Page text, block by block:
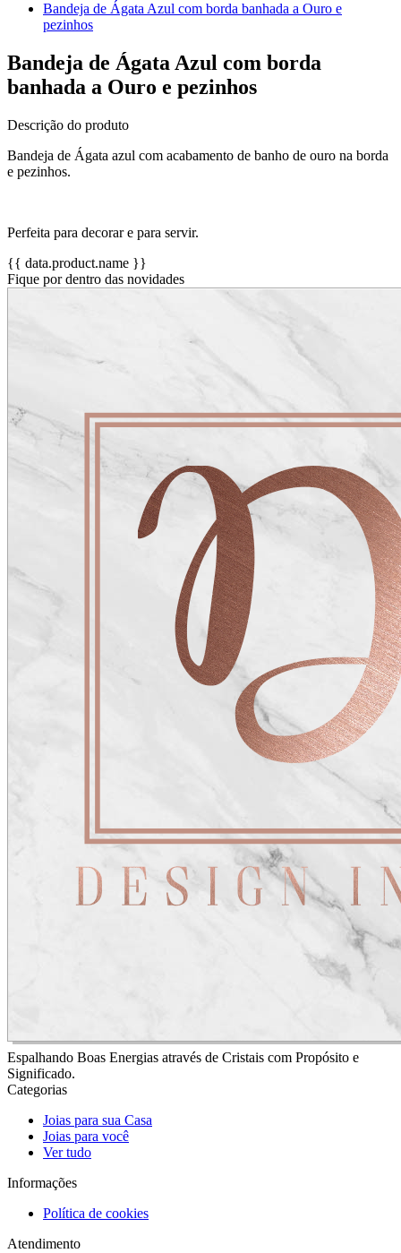
Bandeja de Ágata Azul com borda banhada a Ouro e
pezinhos
Bandeja de Ágata Azul com borda
banhada a Ouro e pezinhos
Descrição do produto
Bandeja de Ágata azul com acabamento de banho de ouro na borda
e pezinhos.
Perfeita para decorar e para servir.
{{ data.product.name }}
Fique por dentro das novidades
Espalhando Boas Energias através de Cristais com Propósito e
Significado.
Categorias
Joias para sua Casa
Joias para você
Ver tudo
Informações
Política de cookies
Atendimento